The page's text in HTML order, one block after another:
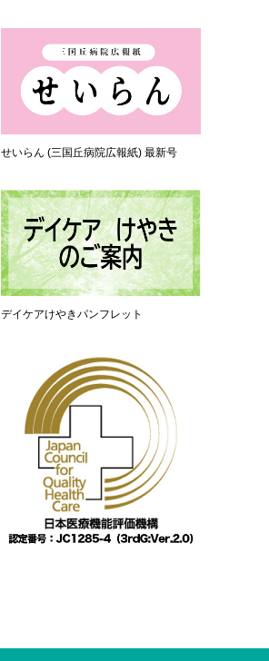
せいらん (三国丘病院広報紙) 最新号
デイケアけやきパンフレット